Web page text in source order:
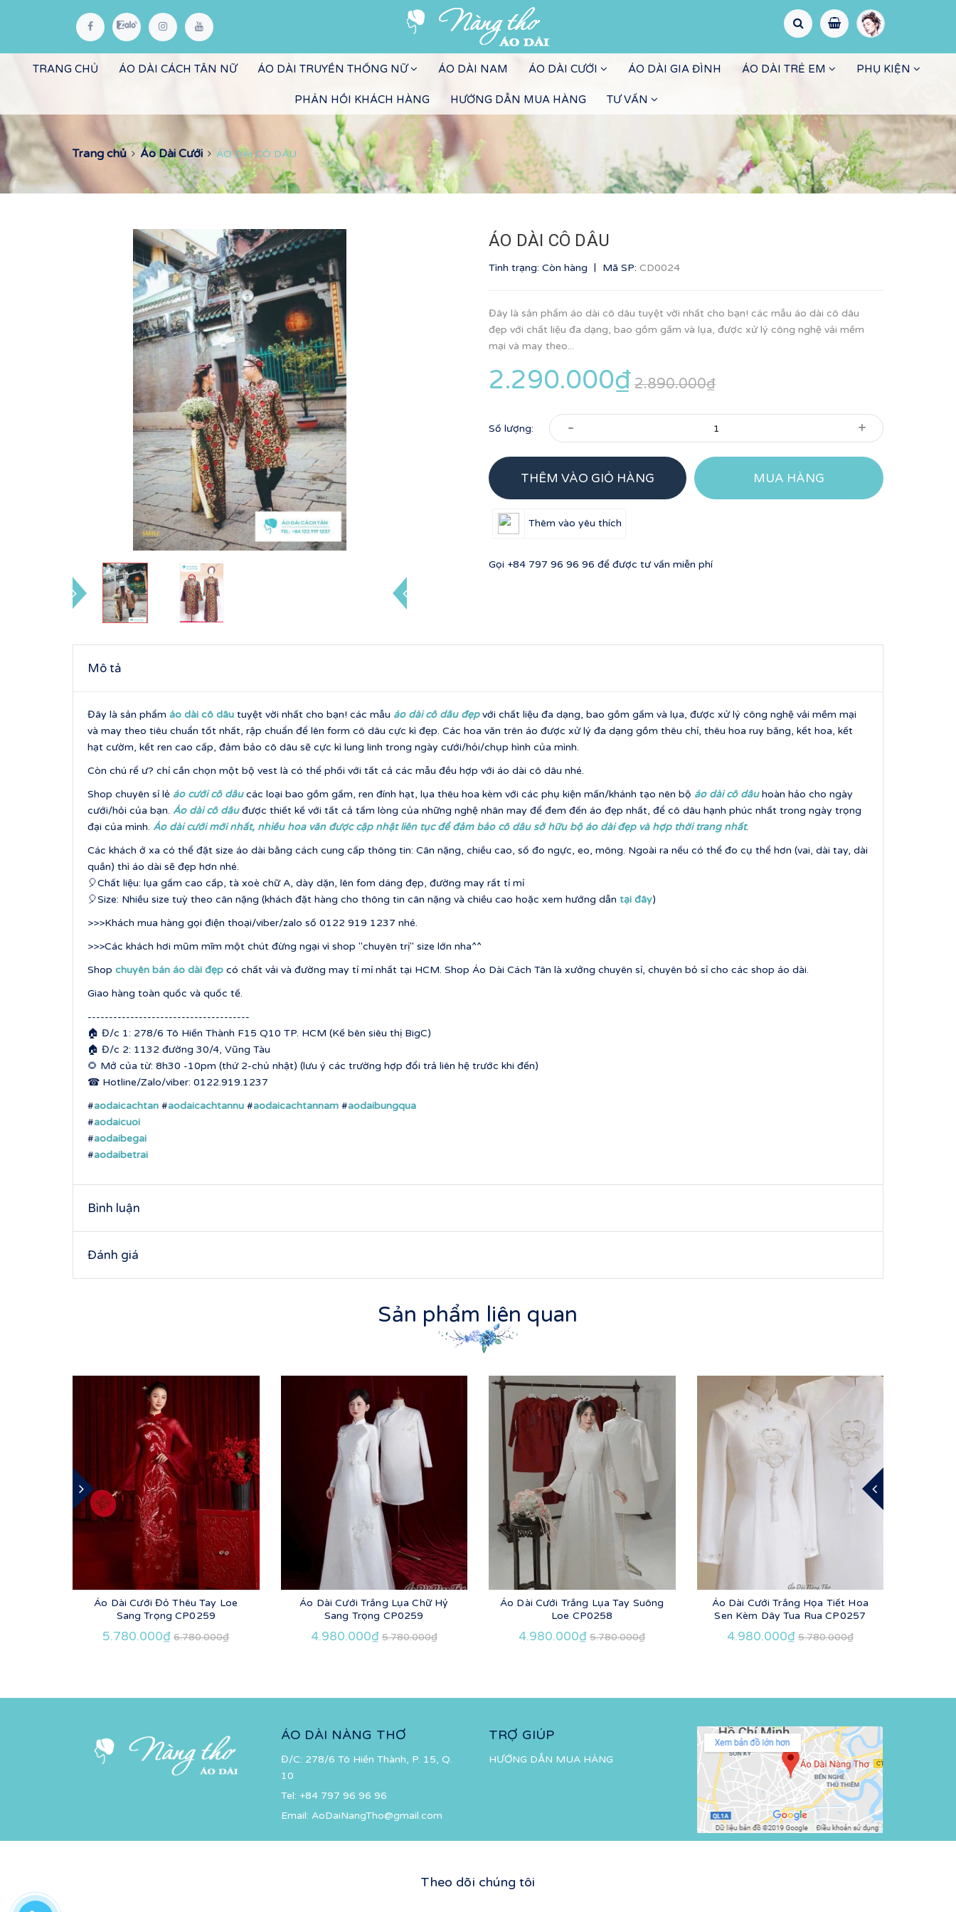
TRANG CHỦ ÁO DÀI CÁCH TÂN NỮ ÁO DÀI TRUYỀN THỐNG NỮ ÁO DÀI NAM ÁO DÀI CƯỚI ÁO DÀI GIA ĐÌNH ÁO DÀI TRẺ EM PHỤ KIỆN
PHẢN HỒI KHÁCH HÀNG HƯỚNG DẪN MUA HÀNG TƯ VẤN
Trang chủ Áo Dài Cưới ÁO DÀI CÔ DÂU
ÁO DÀI CÔ DÂU
Tình trạng: Còn hàng | Mã SP: CD0024
Đây là sản phẩm áo dài cô dâu tuyệt vời nhất cho bạn! các mẫu áo dài cô dâu
đẹp với chất liệu đa dạng, bao gồm gấm và lụa, được xử lý công nghệ vải mềm
mại và may theo...
2.290.000₫ 2.890.000₫
Số lượng: - +
THÊM VÀO GIỎ HÀNG MUA HÀNG
Thêm vào yêu thích
Gọi +84 797 96 96 96 để được tư vấn miễn phí
Mô tả
Đây là sản phẩm áo dài cô dâu tuyệt vời nhất cho bạn! các mẫu áo dài cô dâu đẹpvới chất liệu đa dạng, bao gồm gấm và lụa, được xử lý công nghệ vải mềm mại
và may theo tiêu chuẩn tốt nhất, rập chuẩn để lên form cô dâu cực kì đẹp. Các hoa văn trên áo được xử lý đa dạng gồm thêu chỉ, thêu hoa ruy băng, kết hoa, kết
hạt cườm, kết ren cao cấp, đảm bảo cô dâu sẽ cực kì lung linh trong ngày cưới/hỏi/chụp hình của mình.
Còn chú rể ư? chỉ cần chọn một bộ vest là có thể phối với tất cả các mẫu đều hợp với áo dài cô dâu nhé.
Shop chuyên sỉ lẻ áo cưới cô dâucác loại bao gồm gấm, ren đính hạt, lụa thêu hoa kèm với các phụ kiện mấn/khánh tạo nên bộ áo dài cô dâuhoàn hảo cho ngày
cưới/hỏi của bạn. Áo dài cô dâuđược thiết kế với tất cả tấm lòng của những nghệ nhân may để đem đến áo đẹp nhất, để cô dâu hạnh phúc nhất trong ngày trọng
đại của mình. Áo dài cưới mới nhất, nhiều hoa văn được cập nhật liên tục để đảm bảo cô dâu sở hữu bộ áo dài đẹp và hợp thời trang nhất.
Các khách ở xa có thể đặt size áo dài bằng cách cung cấp thông tin: Cân nặng, chiều cao, số đo ngực, eo, mông. Ngoài ra nếu có thể đo cụ thể hơn (vai, dài tay, dài
quần) thì áo dài sẽ đẹp hơn nhé.
🎈Chất liệu: lụa gấm cao cấp, tà xoè chữ A, dày dặn, lên fom dáng đẹp, đường may rất tỉ mỉ
🎈Size: Nhiều size tuỳ theo cân nặng (khách đặt hàng cho thông tin cân nặng và chiều cao hoặc xem hướng dẫn tại đây)
>>>Khách mua hàng gọi điện thoại/viber/zalo số 0122 919 1237 nhé.
>>>Các khách hơi mũm mĩm một chút đừng ngại vì shop "chuyên trị" size lớn nha^^
Shop chuyên bán áo dài đẹp có chất vải và đường may tỉ mỉ nhất tại HCM. Shop Áo Dài Cách Tân là xưởng chuyên sỉ, chuyên bỏ sỉ cho các shop áo dài.
Giao hàng toàn quốc và quốc tế.
--------------------------------------
🏠 Đ/c 1: 278/6 Tô Hiến Thành F15 Q10 TP. HCM (Kế bên siêu thị BigC)
🏠 Đ/c 2: 1132 đường 30/4, Vũng Tàu
🌻 Mở của từ: 8h30 -10pm (thứ 2-chủ nhật) (lưu ý các trường hợp đổi trả liên hệ trước khi đến)
☎ Hotline/Zalo/viber: 0122.919.1237
#aodaicachtan #aodaicachtannu #aodaicachtannam #aodaibungqua
#aodaicuoi
#aodaibegai
#aodaibetrai
Bình luận
Đánh giá
Sản phẩm liên quan
Áo Dài Cưới Đỏ Thêu Tay Loe
Sang Trọng CP0259
5.780.000₫ 6.780.000₫
Áo Dài Cưới Trắng Lụa Chữ Hỷ
Sang Trọng CP0259
4.980.000₫ 5.780.000₫
Áo Dài Cưới Trắng Lụa Tay Suông
Loe CP0258
4.980.000₫ 5.780.000₫
Áo Dài Cưới Trắng Họa Tiết Hoa
Sen Kèm Dây Tua Rua CP0257
4.980.000₫ 5.780.000₫
ÁO DÀI NÀNG THƠ
Đ/C: 278/6 Tô Hiến Thành, P. 15, Q.
10
Tel: +84 797 96 96 96
Email: AoDaiNangTho@gmail.com
TRỢ GIÚP
HƯỚNG DẪN MUA HÀNG
Theo dõi chúng tôi